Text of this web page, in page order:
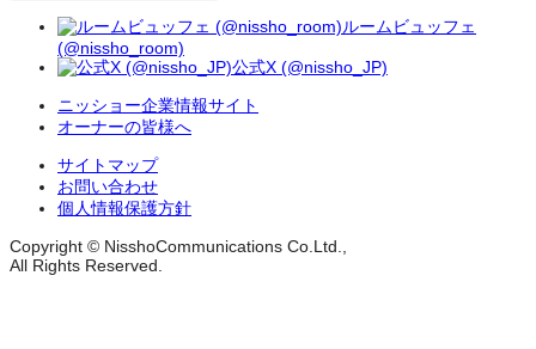
ルームビュッフェ
(@nissho_room)
公式X (@nissho_JP)
ニッショー企業情報サイト
オーナーの皆様へ
サイトマップ
お問い合わせ
個人情報保護方針
Copyright © NisshoCommunications Co.Ltd.,
All Rights Reserved.